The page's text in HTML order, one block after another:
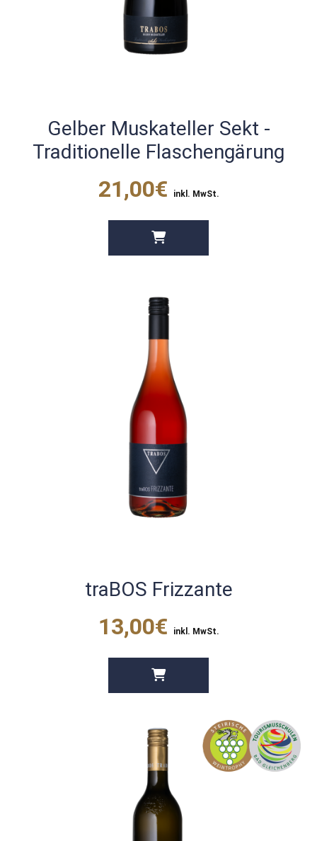
Gelber Muskateller Sekt -
Traditionelle Flaschengärung
21,00€ inkl. MwSt.
traBOS Frizzante
13,00€ inkl. MwSt.